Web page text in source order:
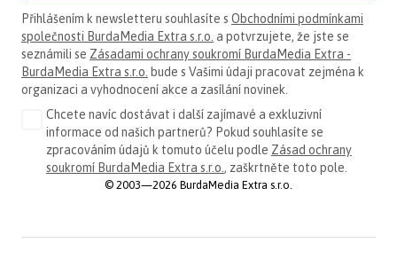
Přihlášením k newsletteru souhlasíte s Obchodními podmínkami
společnosti BurdaMedia Extra s.r.o. a potvrzujete, že jste se
seznámili se Zásadami ochrany soukromí BurdaMedia Extra -
BurdaMedia Extra s.r.o. bude s Vašimi údaji pracovat zejména k
organizaci a vyhodnocení akce a zasílání novinek.
Chcete navíc dostávat i další zajímavé a exkluzivní
informace od našich partnerů? Pokud souhlasíte se
zpracováním údajů k tomuto účelu podle Zásad ochrany
soukromí BurdaMedia Extra s.r.o. , zaškrtněte toto pole.
© 2003—2026 BurdaMedia Extra s.r.o.